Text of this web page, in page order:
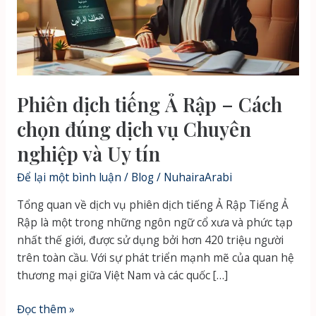
Phiên dịch tiếng Ả Rập – Cách
chọn đúng dịch vụ Chuyên
nghiệp và Uy tín
Để lại một bình luận / Blog/ NuhairaArabi
Tổng quan về dịch vụ phiên dịch tiếng Ả Rập Tiếng Ả
Rập là một trong những ngôn ngữ cổ xưa và phức tạp
nhất thế giới, được sử dụng bởi hơn 420 triệu người
trên toàn cầu. Với sự phát triển mạnh mẽ của quan hệ
thương mại giữa Việt Nam và các quốc […]
Phiên
Đọc thêm »